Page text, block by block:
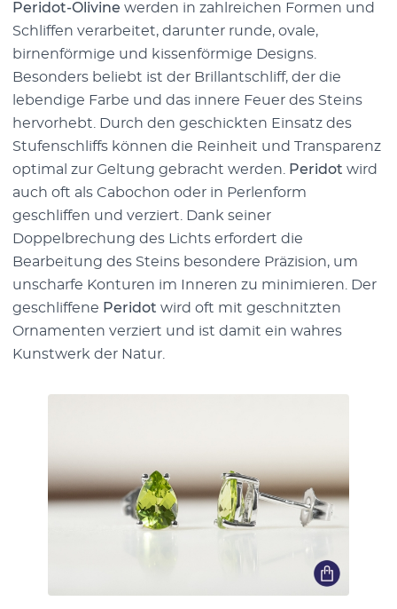
Peridot-Olivine werden in zahlreichen Formen und
Schliffen verarbeitet, darunter runde, ovale,
birnenförmige und kissenförmige Designs.
Besonders beliebt ist der Brillantschliff, der die
lebendige Farbe und das innere Feuer des Steins
hervorhebt. Durch den geschickten Einsatz des
Stufenschliffs können die Reinheit und Transparenz
optimal zur Geltung gebracht werden.
Peridot wird
auch oft als Cabochon oder in Perlenform
geschliffen und verziert. Dank seiner
Doppelbrechung des Lichts erfordert die
Bearbeitung des Steins besondere Präzision, um
unscharfe Konturen im Inneren zu minimieren. Der
geschliffene Peridot wird oft mit geschnitzten
Ornamenten verziert und ist damit ein wahres
Kunstwerk der Natur.